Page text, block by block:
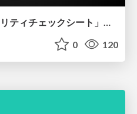
0 120